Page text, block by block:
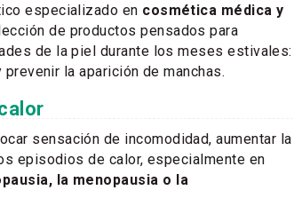
especializado en cosmética médica y
de productos pensados para
de la piel durante los meses estivales:
la aparición de manchas.
sensación de incomodidad, aumentar la
episodios de calor, especialmente en
la menopausia o la